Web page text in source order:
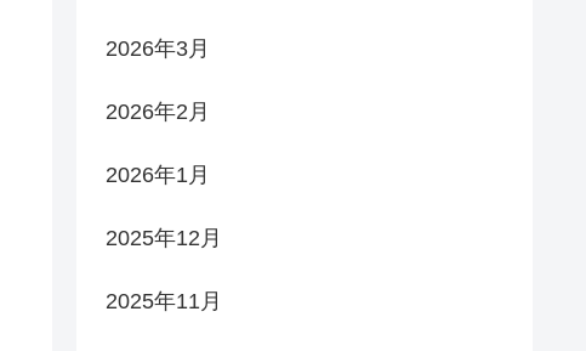
2026年3月
2026年2月
2026年1月
2025年12月
2025年11月